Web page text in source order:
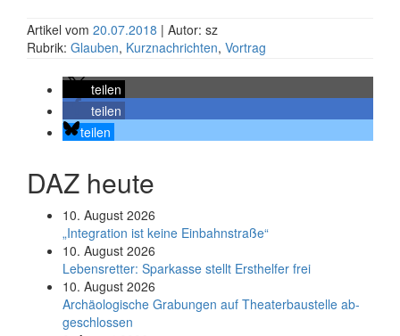
Artikel vom 20.07.2018 | Autor: sz
Rubrik: Glauben, Kurznachrichten, Vortrag
teilen
teilen
teilen
DAZ heute
10. August 2026
„Integration ist keine Einbahnstraße“
10. August 2026
Le­bens­ret­ter: Spar­kas­se stellt Erst­hel­fer frei
10. August 2026
Ar­chäo­lo­gi­sche Gra­bun­gen auf Thea­ter­bau­stel­le ab­
ge­schlos­sen